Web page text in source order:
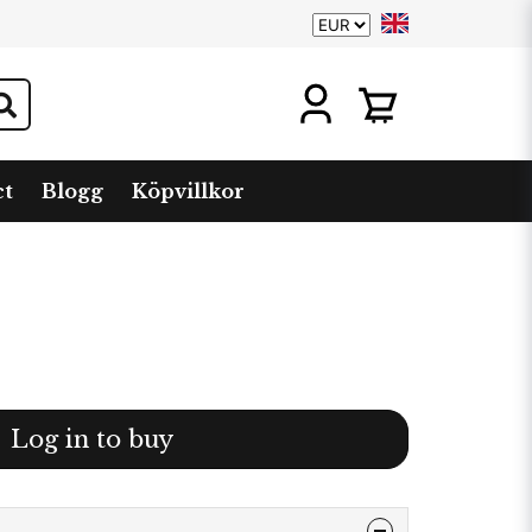
Blogg Köpvillkor
Log in to buy